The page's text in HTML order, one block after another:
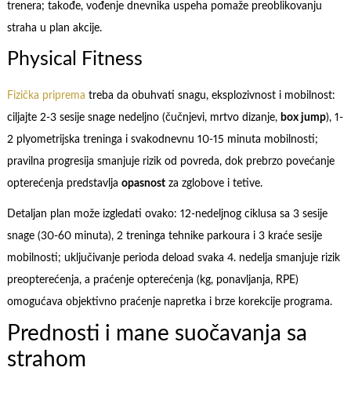
trenera; takođe, vođenje dnevnika uspeha pomaže preoblikovanju
straha u plan akcije.
Physical Fitness
Fizička priprema treba da obuhvati snagu, eksplozivnost i mobilnost:
ciljajte 2-3 sesije snage nedeljno (čučnjevi, mrtvo dizanje, box jump), 1-
2 plyometrijska treninga i svakodnevnu 10-15 minuta mobilnosti;
pravilna progresija smanjuje rizik od povreda, dok prebrzo povećanje
opterećenja predstavlja opasnostza zglobove i tetive.
Detaljan plan može izgledati ovako: 12-nedeljnog ciklusa sa 3 sesije
snage (30-60 minuta), 2 treninga tehnike parkoura i 3 kraće sesije
mobilnosti; uključivanje perioda deload svaka 4. nedelja smanjuje rizik
preopterećenja, a praćenje opterećenja (kg, ponavljanja, RPE)
omogućava objektivno praćenje napretka i brze korekcije programa.
Prednosti i mane suočavanja sa
strahom